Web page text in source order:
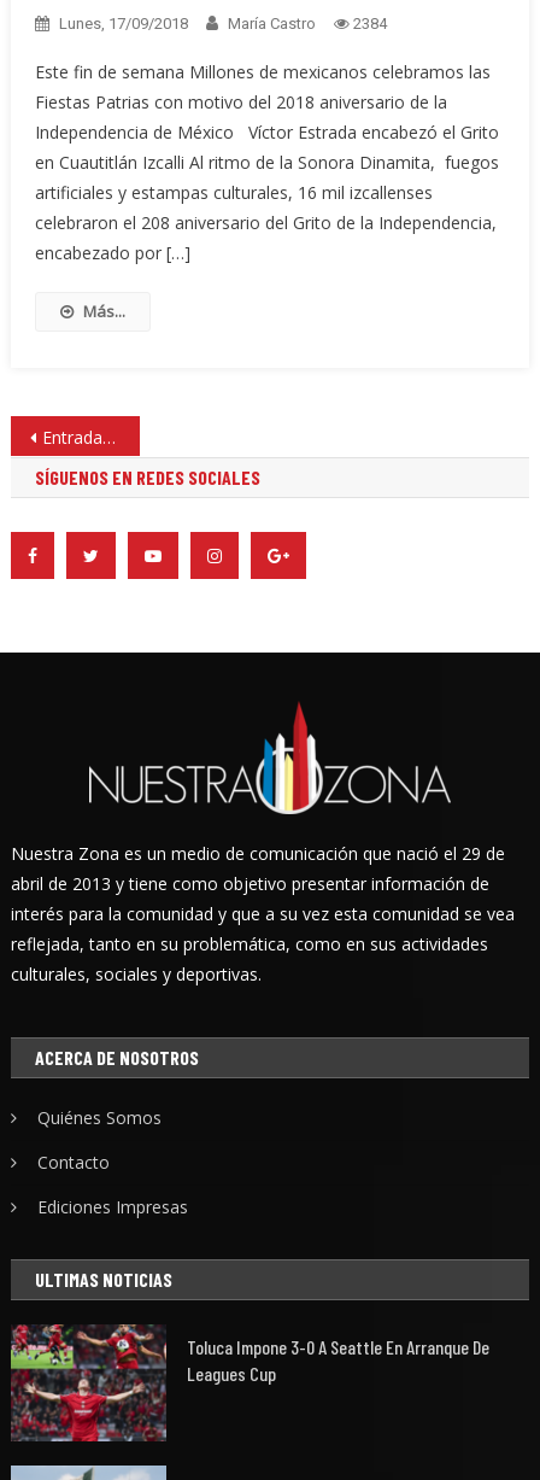
Lunes, 17/09/2018 María Castro 2384
Este fin de semana Millones de mexicanos celebramos las
Fiestas Patrias con motivo del 2018 aniversario de la
Independencia de México Víctor Estrada encabezó el Grito
en Cuautitlán Izcalli Al ritmo de la Sonora Dinamita, fuegos
artificiales y estampas culturales, 16 mil izcallenses
celebraron el 208 aniversario del Grito de la Independencia,
encabezado por […]
Más...
Navegación
de
entradas
Entradas anteriores
SÍGUENOS EN REDES SOCIALES
Nuestra Zona es un medio de comunicación que nació el 29 de
abril de 2013 y tiene como objetivo presentar información de
interés para la comunidad y que a su vez esta comunidad se vea
reflejada, tanto en su problemática, como en sus actividades
culturales, sociales y deportivas.
ACERCA DE NOSOTROS
Quiénes Somos
Contacto
Ediciones Impresas
ULTIMAS NOTICIAS
Toluca Impone 3-0 A Seattle En Arranque De
Leagues Cup